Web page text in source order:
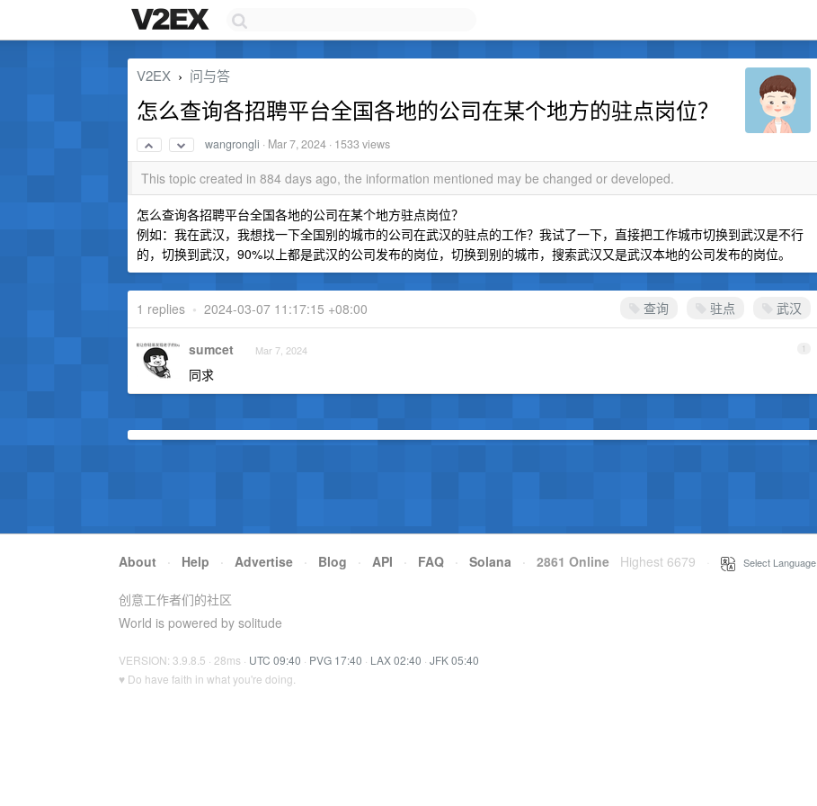
V2EX › 问与答
怎么查询各招聘平台全国各地的公司在某个地方的驻点岗位？
wangrongli · Mar 7, 2024 · 1533 views
This topic created in 884 days ago, the information mentioned may be changed or developed.
怎么查询各招聘平台全国各地的公司在某个地方驻点岗位？
例如：我在武汉，我想找一下全国别的城市的公司在武汉的驻点的工作？我试了一下，直接把工作城市切换到武汉是不行
的，切换到武汉，90%以上都是武汉的公司发布的岗位，切换到别的城市，搜索武汉又是武汉本地的公司发布的岗位。
查询 驻点 武汉
1 replies • 2024-03-07 11:17:15 +08:00
1
sumcet Mar 7, 2024
同求
About · Help · Advertise · Blog · API · FAQ · Solana · 2861 Online Highest 6679 Select Language
创意工作者们的社区
World is powered by solitude
VERSION: 3.9.8.5 · 28ms · UTC 09:40 · PVG 17:40 · LAX 02:40 · JFK 05:40
♥ Do have faith in what you're doing.